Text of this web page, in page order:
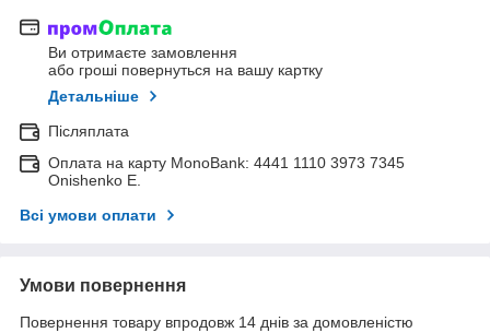
Ви отримаєте замовлення
або гроші повернуться на вашу картку
Детальніше
Післяплата
Оплата на карту MonoBank: 4441 1110 3973 7345
Onishenko E.
Всі умови оплати
Умови повернення
Повернення товару впродовж 14 днів за домовленістю